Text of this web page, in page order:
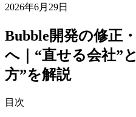
2026年6月29日
Bubble開発の修正
へ｜“直せる会社”
方”を解説
目次